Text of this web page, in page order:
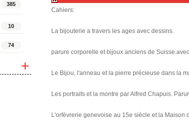
385
10
74
Cahiers:
La bijouterie a travers les ages avec dessins.
parure corporelle et bijoux anciens de
Le Bijou, l'anneau et la pierre précieuse dans la
Les portraits et la montre par Alfred Chapuis.
L'orfèvrerie genevoise au 15e siècle et la Maison